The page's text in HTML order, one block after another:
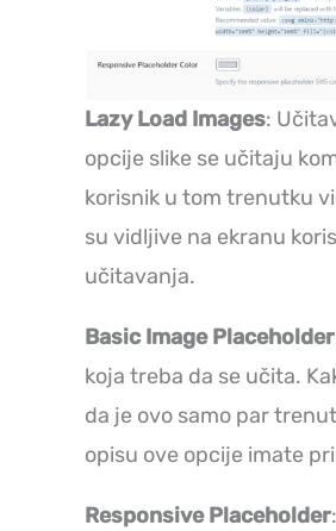
Lazy Load Images:
opcije slike se učitaju
korisnik u tom trenutku
su vidljive na ekranu
učitavanja.
Basic Image Placeholder
koja treba da se učita.
da je ovo samo par
opisu ove opcije imate
Responsive Placeholder